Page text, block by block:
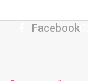
Facebook